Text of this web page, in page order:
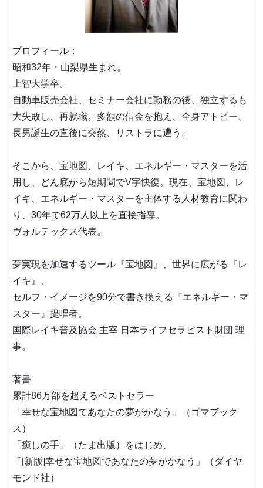
プロフィール：
昭和32年・山梨県生まれ。
上智大学卒。
自動車販売会社、セミナー会社に勤務の後、独立するも
大失敗し、再就職。多額の借金を抱え、全身アトピー、
長男誕生の直後に突然、リストラに遭う。
そこから、宝地図、レイキ、エネルギー・マスターを活
用し、どん底から短期間でV字快復。現在、宝地図、レ
イキ、エネルギー・マスターを主体する人材教育に関わ
り、30年で62万人以上を直接指導。
ヴォルテックス代表。
夢実現を加速するツール『宝地図』、世界に広がる『レ
イキ』、
セルフ・イメージを90分で書き換える『エネルギー・マ
スター』提唱者。
国際レイキ普及協会 主宰 日本ライフセラピスト財団 理
事。
著書
累計86万部を超えるベストセラー
「幸せな宝地図であなたの夢がかなう」（ゴマブック
ス）
「癒しの手」（たま出版）をはじめ、
「[新版]幸せな宝地図であなたの夢がかなう」（ダイヤ
モンド社）